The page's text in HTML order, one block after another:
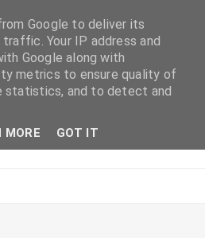
Google to deliver its
Your IP address and
Google along with
metrics to ensure quality of
statistics, and to detect and
MORE GOT IT